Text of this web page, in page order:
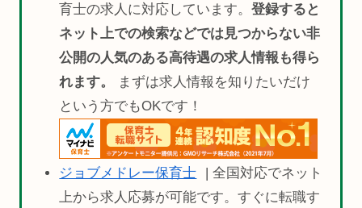
育士の求人に対応しています。登録すると
ネット上での検索などでは見つからない非
公開の人気のある高待遇の求人情報も得ら
れます。
まずは求人情報を知りたいだけ
という方でもOKです！
ジョブメドレー保育士
| 全国対応でネット
上から求人応募が可能です。すぐに転職す